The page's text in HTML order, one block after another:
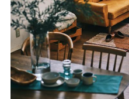
ナチュラル感にこだわって
家具シリーズです。シリー
ただけます。